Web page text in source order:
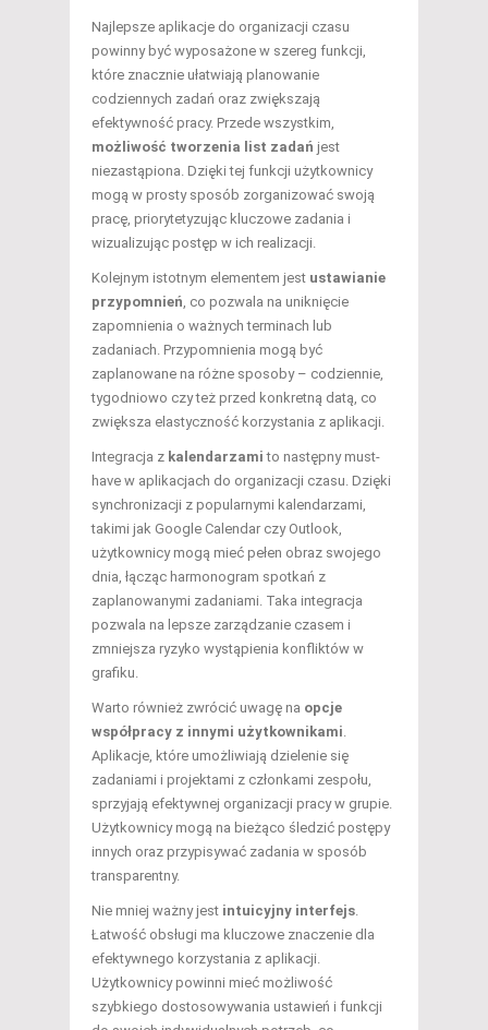
Najlepsze aplikacje do organizacji czasu
powinny być wyposażone w szereg funkcji,
które znacznie ułatwiają planowanie
codziennych zadań oraz zwiększają
efektywność pracy. Przede wszystkim,
możliwość tworzenia list zadań jest
niezastąpiona. Dzięki tej funkcji użytkownicy
mogą w prosty sposób zorganizować swoją
pracę, priorytetyzując kluczowe zadania i
wizualizując postęp w ich realizacji.
Kolejnym istotnym elementem jest ustawianie
przypomnień, co pozwala na uniknięcie
zapomnienia o ważnych terminach lub
zadaniach. Przypomnienia mogą być
zaplanowane na różne sposoby – codziennie,
tygodniowo czy też przed konkretną datą, co
zwiększa elastyczność korzystania z aplikacji.
Integracja z kalendarzami to następny must-
have w aplikacjach do organizacji czasu. Dzięki
synchronizacji z popularnymi kalendarzami,
takimi jak Google Calendar czy Outlook,
użytkownicy mogą mieć pełen obraz swojego
dnia, łącząc harmonogram spotkań z
zaplanowanymi zadaniami. Taka integracja
pozwala na lepsze zarządzanie czasem i
zmniejsza ryzyko wystąpienia konfliktów w
grafiku.
Warto również zwrócić uwagę na opcje
współpracy z innymi użytkownikami.
Aplikacje, które umożliwiają dzielenie się
zadaniami i projektami z członkami zespołu,
sprzyjają efektywnej organizacji pracy w grupie.
Użytkownicy mogą na bieżąco śledzić postępy
innych oraz przypisywać zadania w sposób
transparentny.
Nie mniej ważny jest intuicyjny interfejs.
Łatwość obsługi ma kluczowe znaczenie dla
efektywnego korzystania z aplikacji.
Użytkownicy powinni mieć możliwość
szybkiego dostosowywania ustawień i funkcji